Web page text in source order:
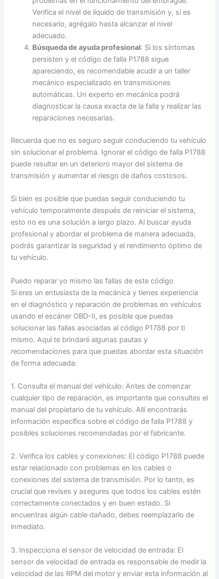
Verifica el nivel de líquido de transmisión y, si es
necesario, agrégalo hasta alcanzar el nivel
adecuado.
Búsqueda de ayuda profesional: Si los síntomas
persisten y el código de falla P1788 sigue
apareciendo, es recomendable acudir a un taller
mecánico especializado en transmisiones
automáticas. Un experto en mecánica podrá
diagnosticar la causa exacta de la falla y realizar las
reparaciones necesarias.
Recuerda que no es seguro seguir conduciendo tu vehículo
sin solucionar el problema. Ignorar el código de falla P1788
puede resultar en un deterioro mayor del sistema de
transmisión y aumentar el riesgo de daños costosos.
Si bien es posible que puedas seguir conduciendo tu
vehículo temporalmente después de reiniciar el sistema,
esto no es una solución a largo plazo. Al buscar ayuda
profesional y abordar el problema de manera adecuada,
podrás garantizar la seguridad y el rendimiento óptimo de
tu vehículo.
Puedo reparar yo mismo las fallas de este código
Si eres un entusiasta de la mecánica y tienes experiencia
en el diagnóstico y reparación de problemas en vehículos
usando el escáner OBD-II, es posible que puedas
solucionar las fallas asociadas al código P1788 por ti
mismo. Aquí te brindaré algunas pautas y
recomendaciones para que puedas abordar esta situación
de forma adecuada:
1. Consulta el manual del vehículo: Antes de comenzar
cualquier tipo de reparación, es importante que consultes el
manual del propietario de tu vehículo. Allí encontrarás
información específica sobre el código de falla P1788 y
posibles soluciones recomendadas por el fabricante.
2. Verifica los cables y conexiones: El código P1788 puede
estar relacionado con problemas en los cables o
conexiones del sistema de transmisión. Por lo tanto, es
crucial que revises y asegures que todos los cables estén
correctamente conectados y en buen estado. Si
encuentras algún cable dañado, debes reemplazarlo de
inmediato.
3. Inspecciona el sensor de velocidad de entrada: El
sensor de velocidad de entrada es responsable de medir la
velocidad de las RPM del motor y enviar esta información al